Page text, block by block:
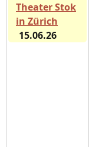
Theater Stok
in Zürich
15.06.26